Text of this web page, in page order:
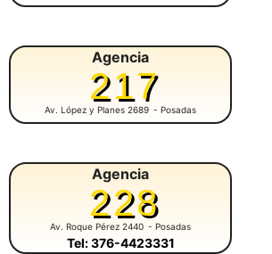
Agencia
217
Av. López y Planes 2689 - Posadas
Agencia
228
Av. Roque Pérez 2440 - Posadas
Tel: 376-4423331